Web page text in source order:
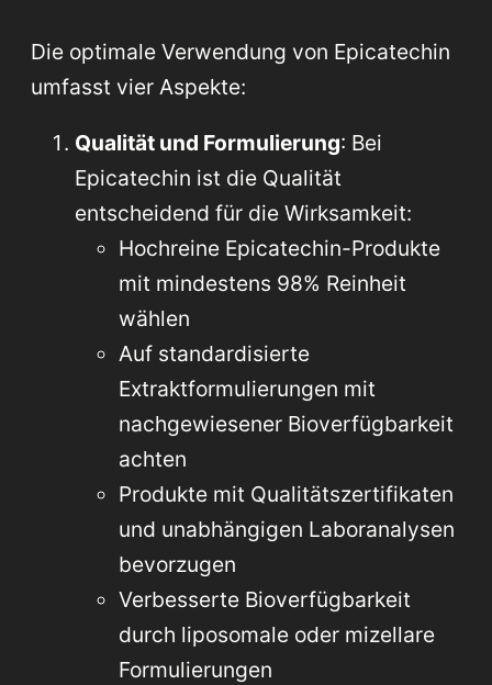
Die optimale Verwendung von Epicatechin
umfasst vier Aspekte:
Qualität und Formulierung: Bei
Epicatechin ist die Qualität
entscheidend für die Wirksamkeit:
Hochreine Epicatechin-Produkte
mit mindestens 98% Reinheit
wählen
Auf standardisierte
Extraktformulierungen mit
nachgewiesener Bioverfügbarkeit
achten
Produkte mit Qualitätszertifikaten
und unabhängigen Laboranalysen
bevorzugen
Verbesserte Bioverfügbarkeit
durch liposomale oder mizellare
Formulierungen